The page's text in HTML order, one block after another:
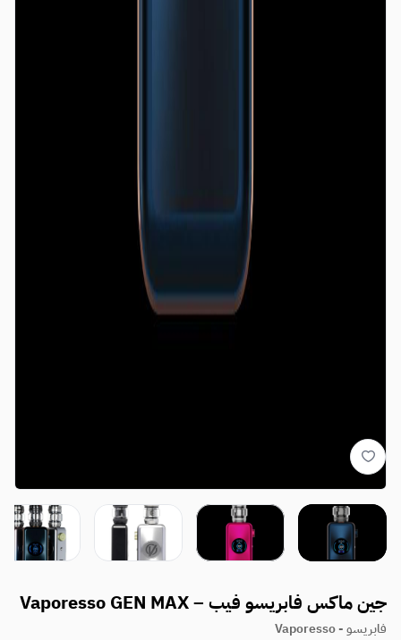
جين ماكس فابريسو فيب – Vaporesso GEN MAX
فابريسو - Vaporesso